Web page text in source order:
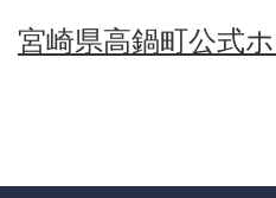
宮崎県高鍋町公式